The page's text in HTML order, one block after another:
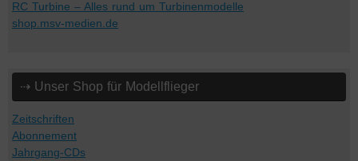
RC Turbine – Alles rund um Turbinenmodelle
shop.msv-medien.de
⇢ Unser Shop für Modellflieger
Zeitschriften
Abonnement
Jahrgang-CDs